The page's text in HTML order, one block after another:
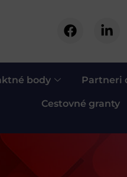
body Partneri
Cestovné granty